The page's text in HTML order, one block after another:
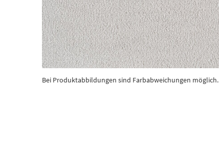
Bei Produktabbildungen sind Farbabweichungen möglich.